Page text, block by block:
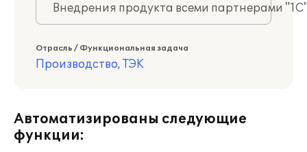
Внедрения продукта всеми партнерами
Отрасль / Функциональная задача
Производство, ТЭК
Автоматизированы следующие
функции: